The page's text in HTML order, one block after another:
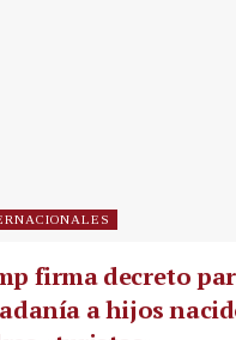
firma decreto
a hijos